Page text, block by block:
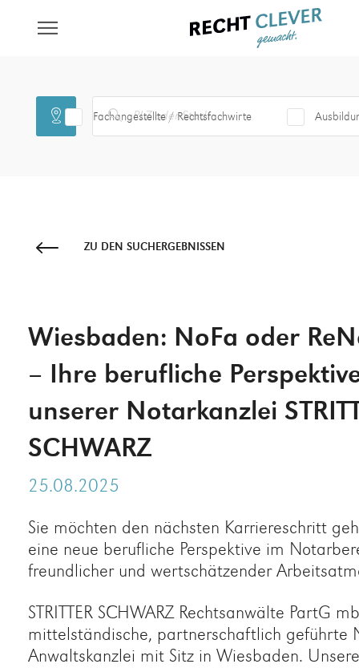
Fachangestellte / Rechtsfachwirte
ZU DEN SUCHERGEBNISSEN
Wiesbaden: NoFa oder
– Ihre berufliche
unserer Notarkanzlei
SCHWARZ
25.08.2025
Sie möchten den nächsten Karriereschritt
eine neue berufliche Perspektive im
freundlicher und wertschätzender
STRITTER SCHWARZ Rechtsanwälte PartG
mittelständische, partnerschaftlich geführte
Anwaltskanzlei mit Sitz in Wiesbaden.